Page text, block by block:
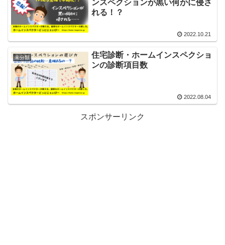
ンスペクションが黒い何かに侵さ
れる！？
2022.10.21
未分類
住宅診断・ホームインスペクショ
ンの診断項目数
2022.08.04
スポンサーリンク